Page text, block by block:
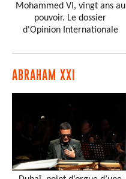
Mohammed VI, vingt ans au
pouvoir. Le dossier
d'Opinion Internationale
ABRAHAM XXI